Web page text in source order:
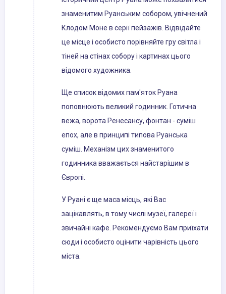
знаменитим Руанським собором, увічнений
Клодом Моне в серії пейзажів. Відвідайте
це місце і особисто порівняйте гру світла і
тіней на стінах собору і картинах цього
відомого художника.
Ще список відомих пам'яток Руана
поповнюють великий годинник. Готична
вежа, ворота Ренесансу, фонтан - суміш
епох, але в принципі типова Руанська
суміш. Механізм цих знаменитого
годинника вважається найстарішим в
Європі.
У Руані є ще маса місць, які Вас
зацікавлять, в тому числі музеї, галереї і
звичайні кафе. Рекомендуємо Вам приїхати
сюди і особисто оцінити чарівність цього
міста.